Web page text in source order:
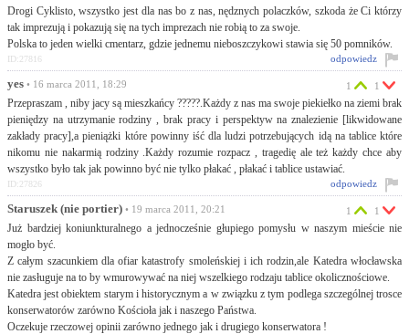
Drogi Cyklisto, wszystko jest dla nas bo z nas, nędznych polaczków, szkoda że Ci którzy
tak imprezują i pokazują się na tych imprezach nie robią to za swoje.
Polska to jeden wielki cmentarz, gdzie jednemu nieboszczykowi stawia się 50 pomników.
odpowiedz
ID:27816
yes • 16 marca 2011, 18:29
Przepraszam , niby jacy są mieszkańcy ?????.Każdy z nas ma swoje piekiełko na ziemi brak
pieniędzy na utrzymanie rodziny , brak pracy i perspektyw na znalezienie [likwidowane
zakłady pracy],a pieniążki które powinny iść dla ludzi potrzebujących idą na tablice które
nikomu nie nakarmią rodziny .Każdy rozumie rozpacz , tragedię ale też każdy chce aby
wszystko było tak jak powinno być nie tylko płakać , płakać i tablice ustawiać.
1 1
odpowiedz
ID:27826
Staruszek (nie portier) • 19 marca 2011, 20:21
Już bardziej koniunkturalnego a jednocześnie głupiego pomysłu w naszym mieście nie
mogło być.
Z całym szacunkiem dla ofiar katastrofy smoleńskiej i ich rodzin,ale Katedra włocławska
nie zasługuje na to by wmurowywać na niej wszelkiego rodzaju tablice okolicznościowe.
Katedra jest obiektem starym i historycznym a w związku z tym podlega szczególnej trosce
konserwatorów zarówno Kościoła jak i naszego Państwa.
Oczekuje rzeczowej opinii zarówno jednego jak i drugiego konserwatora !
1 1